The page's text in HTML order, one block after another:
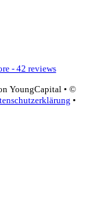
- 42 reviews
YoungCapital • ©
•